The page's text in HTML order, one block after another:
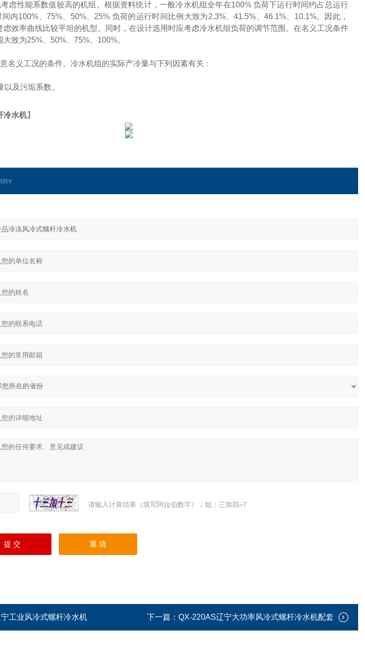
虑性能系数值较高的机组。根据资料统计，一般冷水机组全年在100% 负荷下运行时间约占总运行
内100%、75%、50%、25% 负荷的运行时间比例大致为2.3%、41.5%、46.1%、10.1%。因此，
效率曲线比较平坦的机型。同时，在设计选用时应考虑冷水机组负荷的调节范围。在名义工况条件
致为25%、50%、75%、100%。
名义工况的条件。冷水机组的实际产冷量与下列因素有关：
及污垢系数。
冷水机】
请输入计算结果（填写阿拉伯数字），如：三加四=7
工业风冷式螺杆冷水机 下一篇： QX-220AS辽宁大功率风冷式螺杆冷水机配套